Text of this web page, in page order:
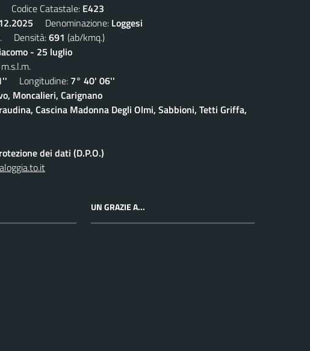
Codice Catastale: E423
Denominazione: Loggesi
Densità:691 (ab/kmq.)
- 25 luglio
m.s.l.m.
Longitudine: 7° 40' 06''
Moncalieri, Carignano
Cascina Madonna Degli Olmi, Sabbioni, Tetti Griffa,
dei dati (D.P.O.)
UN GRAZIE A...